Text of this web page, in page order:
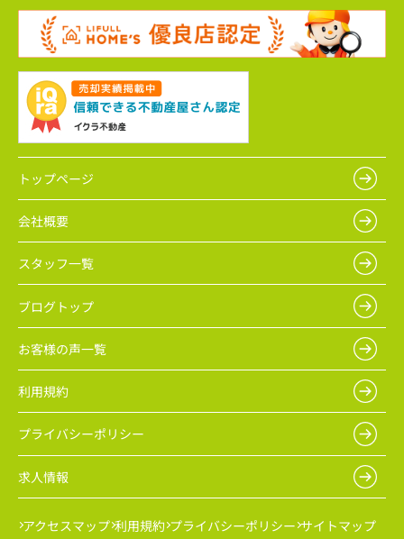
トップページ
会社概要
スタッフ一覧
ブログトップ
お客様の声一覧
利用規約
プライバシーポリシー
求人情報
アクセスマップ 利用規約 プライバシーポリシー サイトマップ